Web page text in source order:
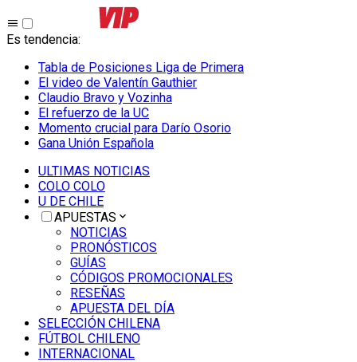
Es tendencia:
Tabla de Posiciones Liga de Primera
El video de Valentín Gauthier
Claudio Bravo y Vozinha
El refuerzo de la UC
Momento crucial para Darío Osorio
Gana Unión Española
ULTIMAS NOTICIAS
COLO COLO
U DE CHILE
APUESTAS
NOTICIAS
PRONÓSTICOS
GUÍAS
CÓDIGOS PROMOCIONALES
RESEÑAS
APUESTA DEL DÍA
SELECCIÓN CHILENA
FÚTBOL CHILENO
INTERNACIONAL